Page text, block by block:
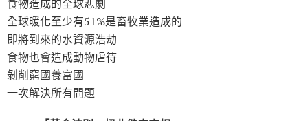
食物造成的全球悲劇
全球暖化至少有51%是畜牧業造成的
即將到來的水資源浩劫
食物也會造成動物虐待
剝削窮國養富國
一次解決所有問題